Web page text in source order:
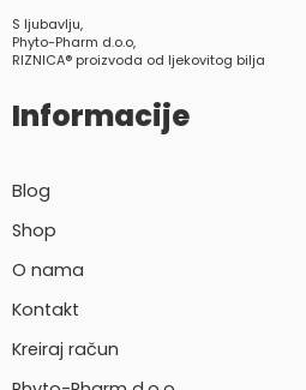
S ljubavlju,
Phyto-Pharm d.o.o,
RIZNICA® proizvoda od ljekovitog bilja
Informacije
Blog
Shop
O nama
Kontakt
Kreiraj račun